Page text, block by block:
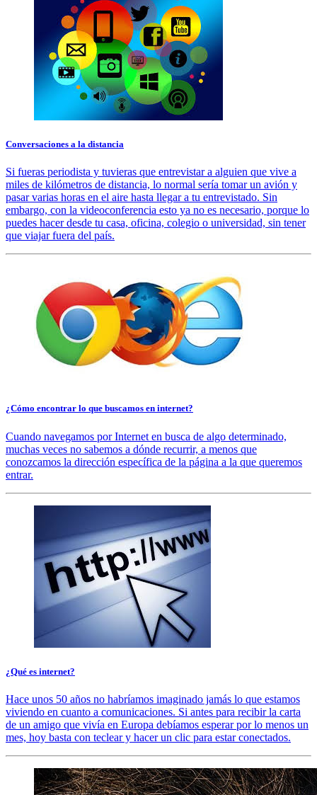
Conversaciones a la distancia
Si fueras periodista y tuvieras que entrevistar a alguien que vive a
miles de kilómetros de distancia, lo normal sería tomar un avión y
pasar varias horas en el aire hasta llegar a tu entrevistado. Sin
embargo, con la videoconferencia esto ya no es necesario, porque lo
puedes hacer desde tu casa, oficina, colegio o universidad, sin tener
que viajar fuera del país.
¿Cómo encontrar lo que buscamos en internet?
Cuando navegamos por Internet en busca de algo determinado,
muchas veces no sabemos a dónde recurrir, a menos que
conozcamos la dirección específica de la página a la que queremos
entrar.
¿Qué es internet?
Hace unos 50 años no habríamos imaginado jamás lo que estamos
viviendo en cuanto a comunicaciones. Si antes para recibir la carta
de un amigo que vivía en Europa debíamos esperar por lo menos un
mes, hoy basta con teclear y hacer un clic para estar conectados.